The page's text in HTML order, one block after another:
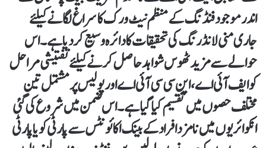
اندر موجود فنڈنگ کے منظم نیٹ ورک کا سراغ لگانے کیلئے
جاری منی لانڈرنگ کی تحقیقات کا دائرہ وسیع کردیا ہے۔ اس
حوالے سے مزید ٹھوس شواہد حاصل کرنے کیلئے تفتیشی مراحل
کو ایف آئی اے، این سی سی آئی اے اور پولیس پر مشتمل تین
مختلف حصوں میں تقسیم کیا گیا ہے۔ اس ضمن میں شروع کی گئی
انکوائریوں میں نامزد افراد کے بینک اکائونٹس سے پارٹی کو یا پارٹی